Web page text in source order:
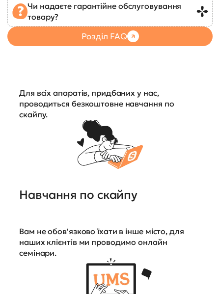
Чи надаєте гарантійне обслуговування
товару?
Розділ FAQ
Для всіх апаратів, придбаних у нас,
проводиться безкоштовне навчання по
скайпу.
Навчання по скайпу
Вам не обов'язково їхати в інше місто, для
наших клієнтів ми проводимо онлайн
семінари.